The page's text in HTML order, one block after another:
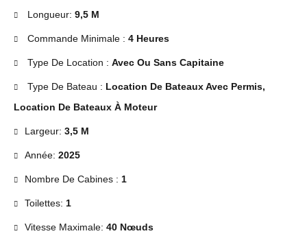
Longueur: 9,5 M
Commande Minimale : 4 Heures
Type De Location : Avec Ou Sans Capitaine
Type De Bateau : Location De Bateaux Avec Permis,
Location De Bateaux À Moteur
Largeur: 3,5 M
Année: 2025
Nombre De Cabines : 1
Toilettes: 1
Vitesse Maximale: 40 Nœuds